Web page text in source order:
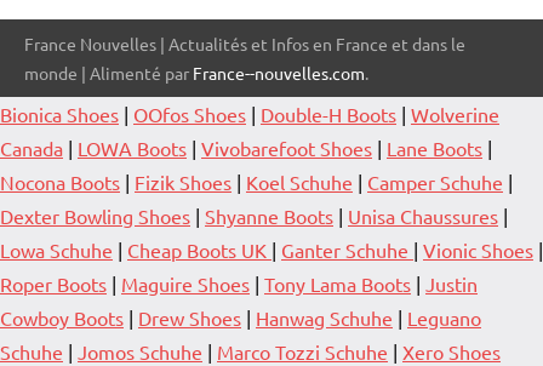
France Nouvelles | Actualités et Infos en France et dans le
monde | Alimenté par France--nouvelles.com.
Bionica Shoes | OOfos Shoes | Double-H Boots | Wolverine
Canada | LOWA Boots | Vivobarefoot Shoes | Lane Boots |
Nocona Boots | Fizik Shoes | Koel Schuhe | Camper Schuhe |
Dexter Bowling Shoes | Shyanne Boots | Unisa Chaussures |
Lowa Schuhe | Cheap Boots UK | Ganter Schuhe | Vionic Shoes |
Roper Boots | Maguire Shoes | Tony Lama Boots | Justin
Cowboy Boots | Drew Shoes | Hanwag Schuhe | Leguano
Schuhe | Jomos Schuhe | Marco Tozzi Schuhe | Xero Shoes